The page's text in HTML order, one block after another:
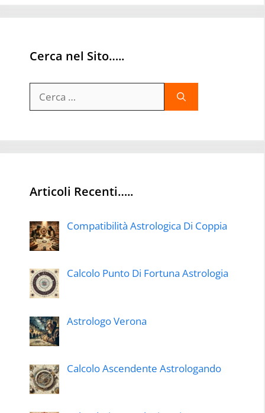
Cerca nel Sito…..
per:
Articoli Recenti…..
Compatibilità Astrologica Di Coppia
Calcolo Punto Di Fortuna Astrologia
Astrologo Verona
Calcolo Ascendente Astrologando